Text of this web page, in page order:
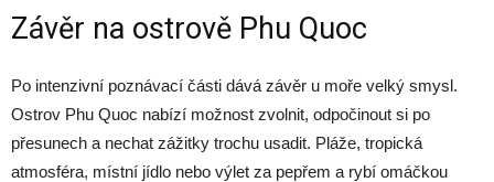
Závěr na ostrově Phu Quoc
Po intenzivní poznávací části dává závěr u moře velký smysl.
Ostrov Phu Quoc nabízí možnost zvolnit, odpočinout si po
přesunech a nechat zážitky trochu usadit. Pláže, tropická
atmosféra, místní jídlo nebo výlet za pepřem a rybí omáčkou